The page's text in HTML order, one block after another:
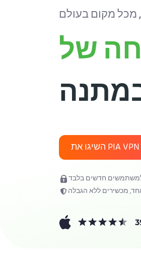
של
מכשירים ללא הגבלה